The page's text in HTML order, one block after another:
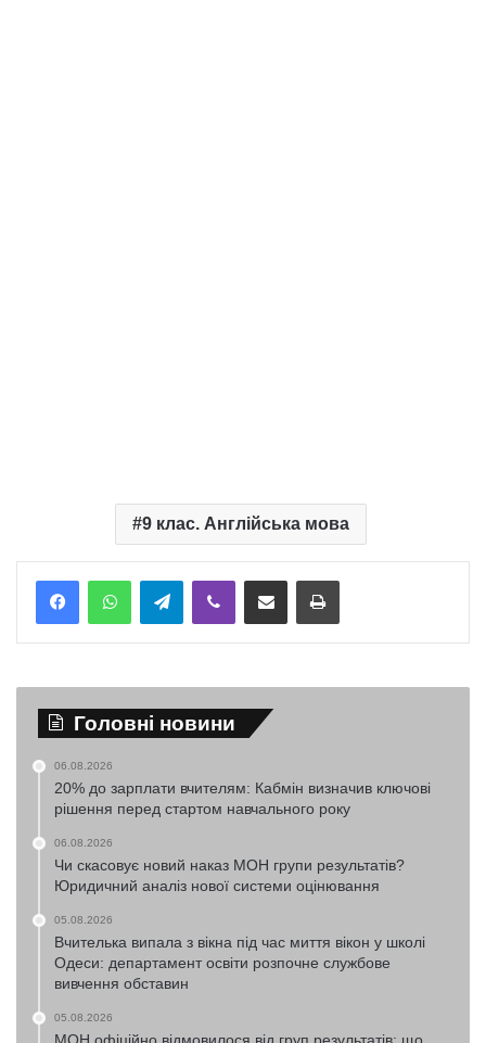
9 клас. Англійська мова
TelegramViber Надіслати електронною поштоюНадрукувати
Головні новини
06.08.2026
20% до зарплати вчителям: Кабмін визначив ключові
рішення перед стартом навчального року
06.08.2026
Чи скасовує новий наказ МОН групи результатів?
Юридичний аналіз нової системи оцінювання
05.08.2026
Вчителька випала з вікна під час миття вікон у школі
Одеси: департамент освіти розпочне службове
вивчення обставин
05.08.2026